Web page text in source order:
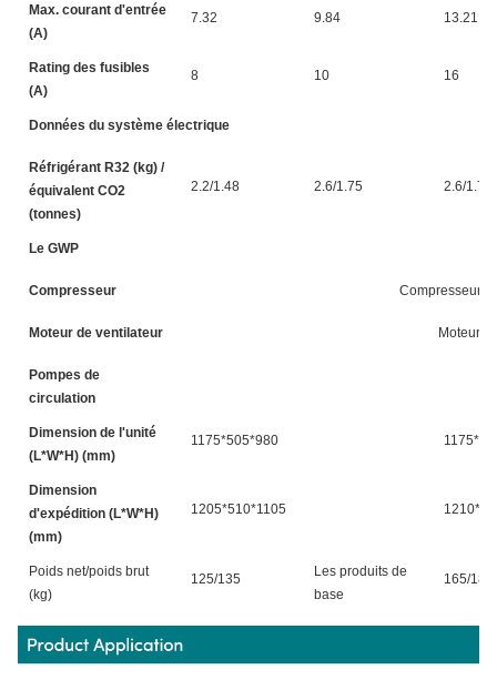
Max. courant d'entrée
(A)
7.32 9.84 13.21
Rating des fusibles
(A)
8 10 16
Données du système électrique
Réfrigérant R32 (kg) /
équivalent CO2
(tonnes)
2.2/1.48 2.6/1.75 2.6/1.75
Le GWP
Compresseur Compresseur
Moteur de ventilateur Moteur à
Pompes de
circulation
Dimension de l'unité
(L*W*H) (mm)
1175*505*980
Dimension
d'expédition (L*W*H)
(mm)
1205*510*1105
Poids net/poids brut
(kg)
125/135
Les produits de
base
165/180